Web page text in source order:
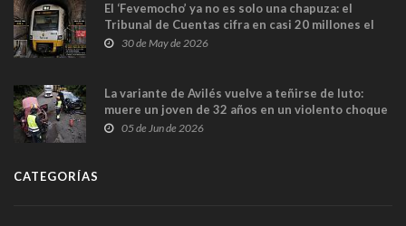
El ‘Fevemocho’ ya no es solo una chapuza: el
Tribunal de Cuentas cifra en casi 20 millones el
sobrecoste de los trenes que no cabían por los
30 de May de 2026
La variante de Avilés vuelve a teñirse de luto:
muere un joven de 32 años en un violento choque
frontal
05 de Jun de 2026
CATEGORÍAS